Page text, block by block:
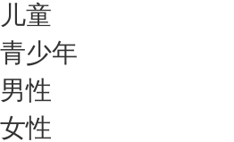
我要咨询
擅长： 王艳琼 门诊主任 专家介绍：毕业于川北医
儿童
青少年
男性
女性